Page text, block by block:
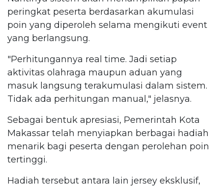
peringkat peserta berdasarkan akumulasi
poin yang diperoleh selama mengikuti event
yang berlangsung.
"Perhitungannya real time. Jadi setiap
aktivitas olahraga maupun aduan yang
masuk langsung terakumulasi dalam sistem.
Tidak ada perhitungan manual," jelasnya.
Sebagai bentuk apresiasi, Pemerintah Kota
Makassar telah menyiapkan berbagai hadiah
menarik bagi peserta dengan perolehan poin
tertinggi.
Hadiah tersebut antara lain jersey eksklusif,